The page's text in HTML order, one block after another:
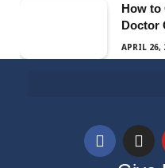
How to
Doctor
APRIL 26,